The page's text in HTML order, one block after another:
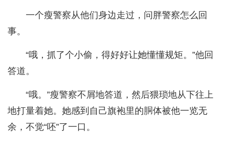
一个瘦警察从他们身边走过，问胖警察怎么回
事。
“哦，抓了个小偷，得好好让她懂懂规矩。”他回
答道。
“哦。”瘦警察不屑地答道，然后猥琐地从下往上
地打量着她。她感到自己旗袍里的胴体被他一览无
余，不觉“呸”了一口。